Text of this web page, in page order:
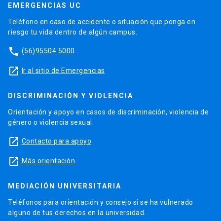
EMERGENCIAS UC
Teléfono en caso de accidente o situación que ponga en
riesgo tu vida dentro de algún campus.
phone (56)95504 5000
launch Ir al sitio de Emergencias
DISCRIMINACIÓN Y VIOLENCIA
Orientación y apoyo en casos de discriminación, violencia de
género o violencia sexual.
launch Contacto para apoyo
launch Más orientación
MEDIACIÓN UNIVERSITARIA
Teléfonos para orientación y consejo si se ha vulnerado
alguno de tus derechos en la universidad.